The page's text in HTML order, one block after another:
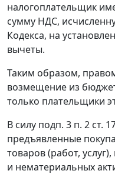
налогоплательщик
сумму НДС,
Кодекса, на
вычеты.
Таким образом,
возмещение из
только плательщики
В силу подп. 3 п. 2 ст.
предъявленные
товаров (работ,
и нематериальных